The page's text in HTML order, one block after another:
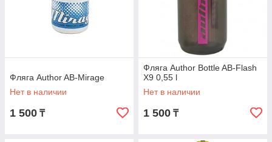
Фляга Author AB-Mirage
Нет в наличии
1 500 ₸
Фляга Author Bottle AB-Flash
X9 0,55 l
Нет в наличии
1 500 ₸